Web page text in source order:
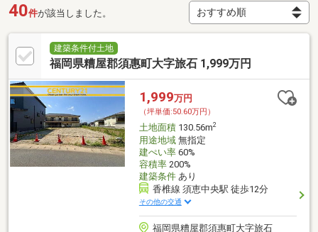
40件が該当しました。
建築条件付土地
福岡県糟屋郡須惠町大字旅石 1,999万円
1,999万円
（坪単価:50.60万円）
土地面積130.56m2
用途地域無指定
建ぺい率60%
容積率200%
建築条件あり
香椎線 須恵中央駅 徒歩12分
その他の交通
福岡県糟屋郡須惠町大字旅石